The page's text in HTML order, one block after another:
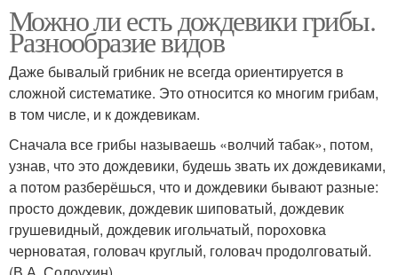
Можно ли есть дождевики грибы.
Разнообразие видов
Даже бывалый грибник не всегда ориентируется в
сложной систематике. Это относится ко многим грибам,
в том числе, и к дождевикам.
Сначала все грибы называешь «волчий табак», потом,
узнав, что это дождевики, будешь звать их дождевиками,
а потом разберёшься, что и дождевики бывают разные:
просто дождевик, дождевик шиповатый, дождевик
грушевидный, дождевик игольчатый, пороховка
черноватая, головач круглый, головач продолговатый.